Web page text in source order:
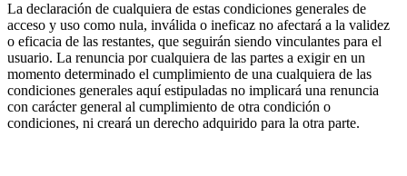
La declaración de cualquiera de estas condiciones generales de
acceso y uso como nula, inválida o ineficaz no afectará a la validez
o eficacia de las restantes, que seguirán siendo vinculantes para el
usuario. La renuncia por cualquiera de las partes a exigir en un
momento determinado el cumplimiento de una cualquiera de las
condiciones generales aquí estipuladas no implicará una renuncia
con carácter general al cumplimiento de otra condición o
condiciones, ni creará un derecho adquirido para la otra parte.